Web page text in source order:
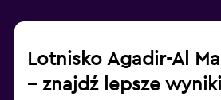
Lotnisko Agadir-Al
– znajdź lepsze